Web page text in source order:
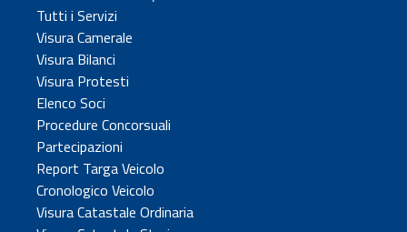
Tutti i Servizi
Visura Camerale
Visura Bilanci
Visura Protesti
Elenco Soci
Procedure Concorsuali
Partecipazioni
Report Targa Veicolo
Cronologico Veicolo
Visura Catastale Ordinaria